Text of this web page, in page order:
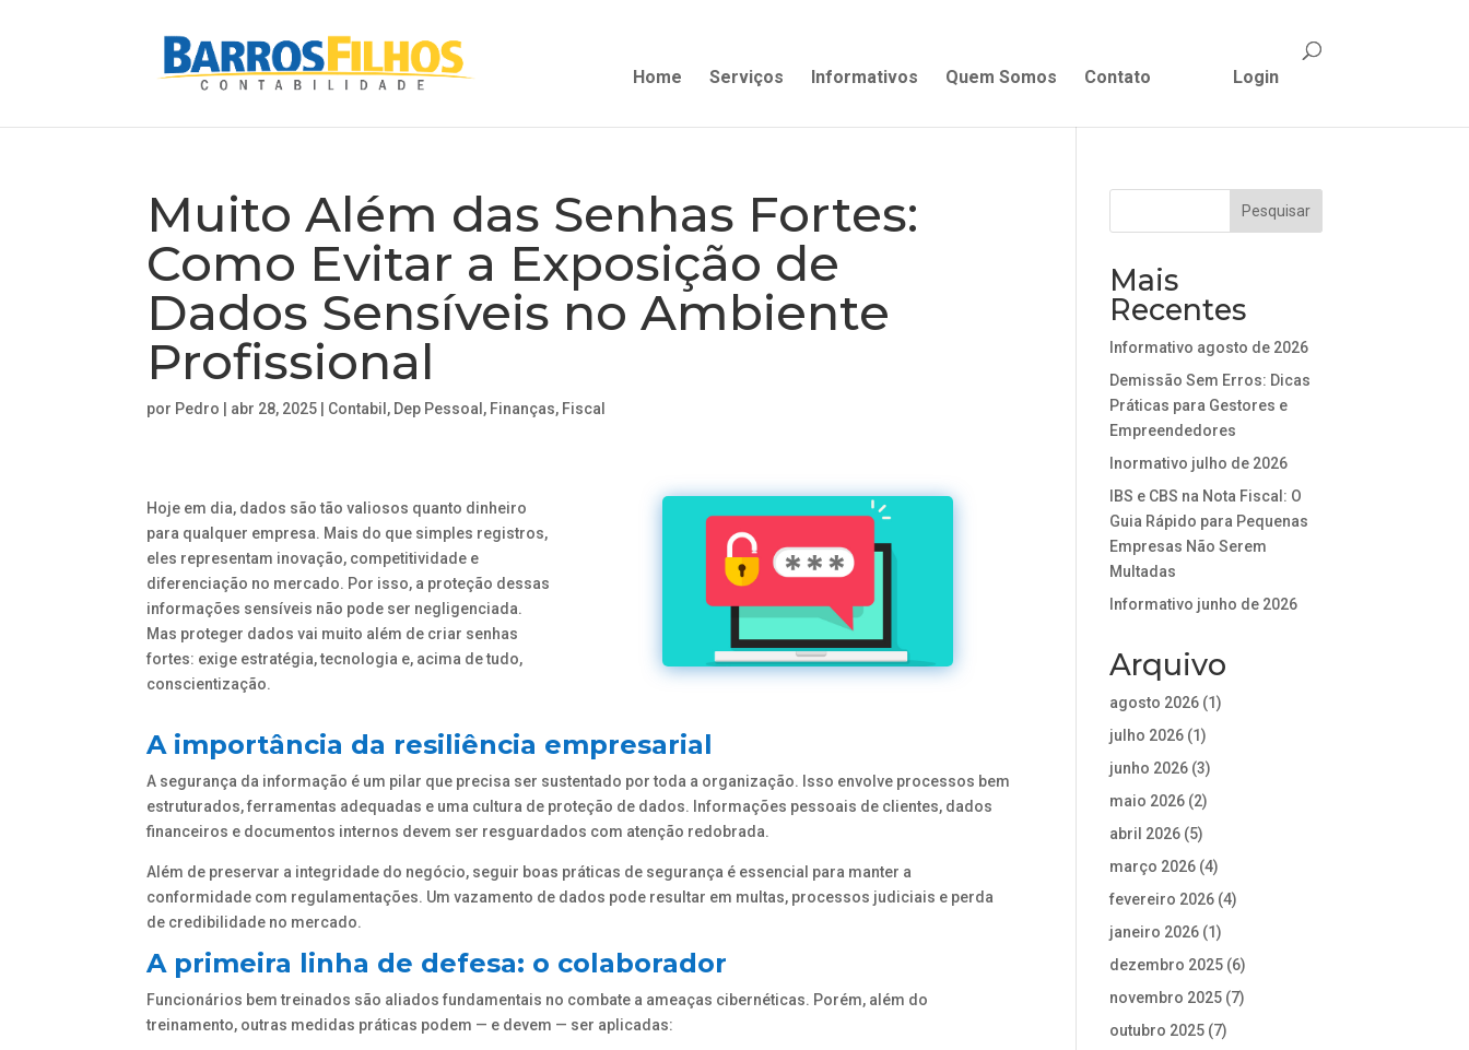
Home Serviços Informativos Quem Somos Contato Login
Muito Além das Senhas Fortes:
Como Evitar a Exposição de
Dados Sensíveis no Ambiente
Profissional
por Pedro abr 28, 2025 Contabil , Dep Pessoal , Finanças, Fiscal
Hoje em dia, dados são tão valiosos quanto dinheiro
para qualquer empresa. Mais do que simples registros,
eles representam inovação, competitividade e
diferenciação no mercado. Por isso, a proteção dessas
informações sensíveis não pode ser negligenciada.
Mas proteger dados vai muito além de criar senhas
fortes: exige estratégia, tecnologia e, acima de tudo,
conscientização.
A importância da resiliência empresarial
A segurança da informação é um pilar que precisa ser sustentado por toda a organização. Isso envolve processos bem
estruturados, ferramentas adequadas e uma cultura de proteção de dados. Informações pessoais de clientes, dados
financeiros e documentos internos devem ser resguardados com atenção redobrada.
Além de preservar a integridade do negócio, seguir boas práticas de segurança é essencial para manter a
conformidade com regulamentações. Um vazamento de dados pode resultar em multas, processos judiciais e perda
de credibilidade no mercado.
A primeira linha de defesa: o colaborador
Funcionários bem treinados são aliados fundamentais no combate a ameaças cibernéticas. Porém, além do
treinamento, outras medidas práticas podem — e devem — ser aplicadas:
Mais
Recentes
Informativo agosto de 2026
Demissão Sem Erros: Dicas
Práticas para Gestores e
Empreendedores
Inormativo julho de 2026
IBS e CBS na Nota Fiscal: O
Guia Rápido para Pequenas
Empresas Não Serem
Multadas
Informativo junho de 2026
Arquivo
agosto 2026 (1)
julho 2026 (1)
junho 2026 (3)
maio 2026 (2)
abril 2026 (5)
março 2026 (4)
fevereiro 2026 (4)
janeiro 2026 (1)
dezembro 2025 (6)
novembro 2025 (7)
outubro 2025 (7)